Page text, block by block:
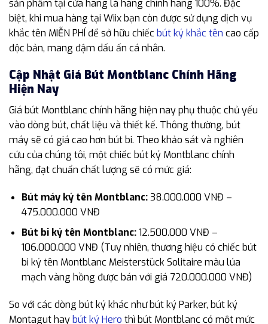
sản phẩm tại cửa hãng là hàng chính hãng 100%. Đặc
biệt, khi mua hàng tại Wiix bạn còn được sử dụng dịch vụ
khắc tên MIỄN PHÍ để sở hữu chiếcbút ký khắc tên cao cấp
độc bản, mang đậm dấu ấn cá nhân.
Cập Nhật Giá Bút Montblanc Chính Hãng
Hiện Nay
Giá bút Montblanc chính hãng hiện nay phụ thuộc chủ yếu
vào dòng bút, chất liệu và thiết kế. Thông thường, bút
máy sẽ có giá cao hơn bút bi. Theo khảo sát và nghiên
cứu của chúng tôi, một chiếc bút ký Montblanc chính
hãng, đạt chuẩn chất lượng sẽ có mức giá:
Bút máy ký tên Montblanc:38.000.000 VNĐ –
475.000.000 VNĐ
Bút bi ký tên Montblanc:12.500.000 VNĐ –
106.000.000 VNĐ (Tuy nhiên, thương hiệu có chiếc bút
bi ký tên Montblanc Meisterstück Solitaire màu lúa
mạch vàng hồng được bán với giá 720.000.000 VNĐ)
So với các dòng bút ký khác như bút ký Parker, bút ký
Montagut hay bút ký Hero thì bút Montblanc có một mức